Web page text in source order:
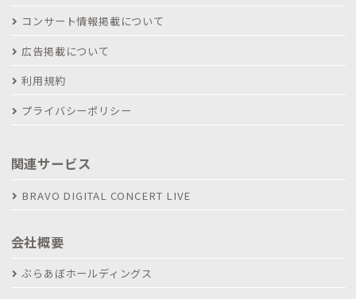
コンサート情報掲載について
広告掲載について
利用規約
プライバシーポリシー
関連サービス
BRAVO DIGITAL CONCERT LIVE
会社概要
ぶらあぼホールディングス